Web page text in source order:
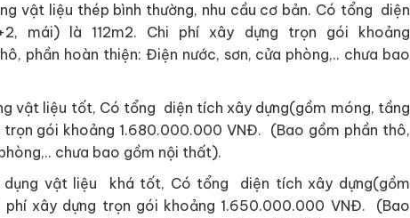
vật liệu thép bình thường, nhu cầu cơ bản. Có tổng diện
mái) là 112m2. Chi phí xây dựng trọn gói khoảng
phần hoàn thiện: Điện nước, sơn, cửa phòng,.. chưa bao
vật liệu tốt, Có tổng diện tích xây dựng(gồm móng, tầng
trọn gói khoảng 1.680.000.000 VNĐ. (Bao gồm phần thô,
chưa bao gồm nội thất).
dụng vật liệu khá tốt, Có tổng diện tích xây dựng(gồm
xây dựng trọn gói khoảng 1.650.000.000 VNĐ. (Bao